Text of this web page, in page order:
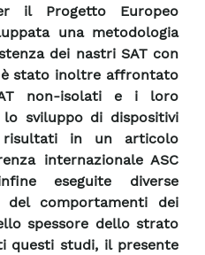
il Progetto Europeo
una metodologia
dei nastri SAT con
stato inoltre affrontato
non-isolati e i loro
sviluppo di dispositivi
risultati in un articolo
internazionale ASC
eseguite diverse
del comportamenti dei
spessore dello strato
questi studi, il presente